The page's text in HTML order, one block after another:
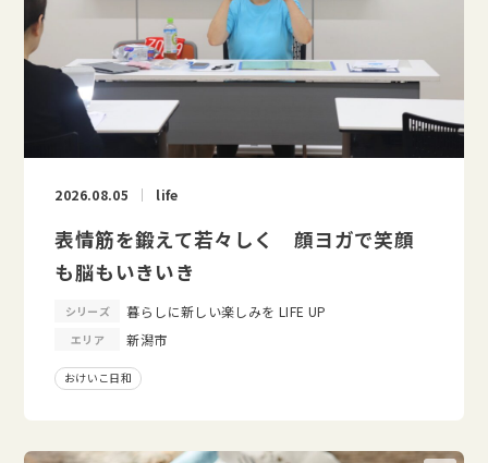
2026.08.05 life
表情筋を鍛えて若々しく 顔ヨガで笑顔
も脳もいきいき
シリーズ 暮らしに新しい楽しみを LIFE UP
エリア 新潟市
おけいこ日和